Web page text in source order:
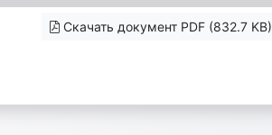
Скачать документ PDF (832.7 KB)